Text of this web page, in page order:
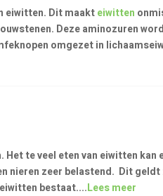
eiwitten. Dit maakteiwitten
Deze aminozuren
omgezet in
Het te veel eten van eiwitten
nieren zeer belastend. Dit
bestaat....Lees meer